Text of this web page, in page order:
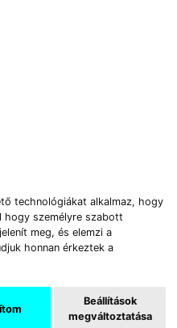
technológiákat alkalmaz, hogy
hogy személyre szabott
meg, és elemzi a
honnan érkeztek a
Beállítások
megváltoztatása